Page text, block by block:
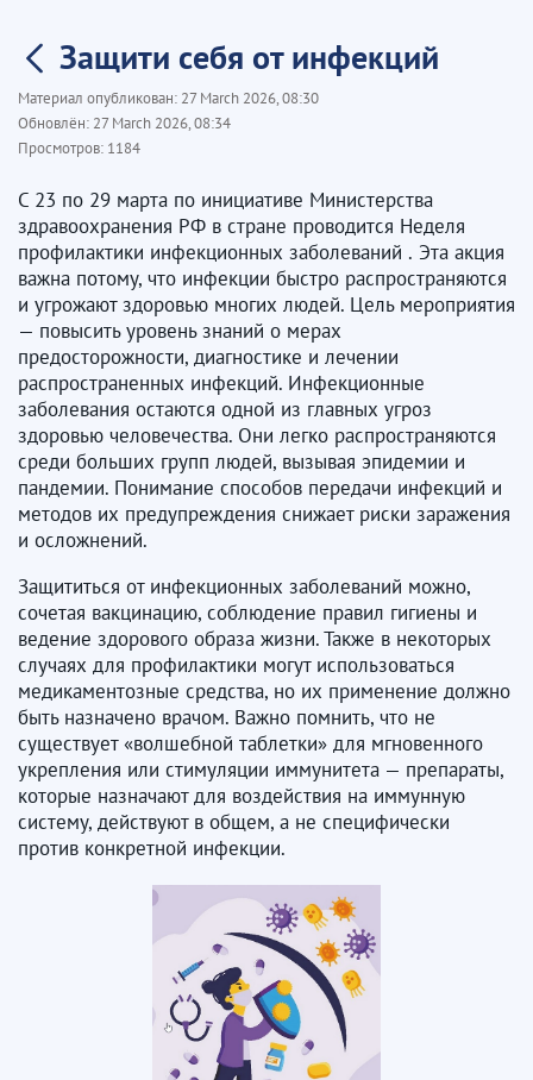
Защити себя от инфекций
Материал опубликован: 27 March 2026, 08:30
Обновлён: 27 March 2026, 08:34
Просмотров: 1184
С 23 по 29 марта по инициативе Министерства
здравоохранения РФ в стране проводится Неделя
профилактики инфекционных заболеваний . Эта акция
важна потому, что инфекции быстро распространяются
и угрожают здоровью многих людей. Цель мероприятия
— повысить уровень знаний о мерах
предосторожности, диагностике и лечении
распространенных инфекций. Инфекционные
заболевания остаются одной из главных угроз
здоровью человечества. Они легко распространяются
среди больших групп людей, вызывая эпидемии и
пандемии. Понимание способов передачи инфекций и
методов их предупреждения снижает риски заражения
и осложнений.
​​​​​​Защититься от инфекционных заболеваний можно,
сочетая вакцинацию, соблюдение правил гигиены и
ведение здорового образа жизни. Также в некоторых
случаях для профилактики могут использоваться
медикаментозные средства, но их применение должно
быть назначено врачом. Важно помнить, что не
существует «волшебной таблетки» для мгновенного
укрепления или стимуляции иммунитета — препараты,
которые назначают для воздействия на иммунную
систему, действуют в общем, а не специфически
против конкретной инфекции.